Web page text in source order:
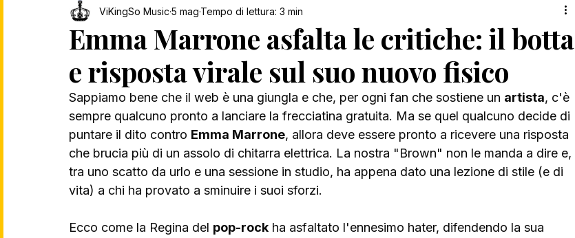
Interviste ViKingSo Music MENTAL BLOG MUSIC
Song Of The Week Charts Playlist
Emma Marrone asfalta le critiche: il botta
e risposta virale sul suo nuovo fisico
ViKingSo Music 5 mag Tempo di lettura: 3 min
Sappiamo bene che il web è una giungla e che, per ogni fan che sostiene un artista, c'è
sempre qualcuno pronto a lanciare la frecciatina gratuita. Ma se quel qualcuno decide di
puntare il dito contro Emma Marrone, allora deve essere pronto a ricevere una risposta
che brucia più di un assolo di chitarra elettrica. La nostra "Brown" non le manda a dire e,
tra uno scatto da urlo e una sessione in studio, ha appena dato una lezione di stile (e di
vita) a chi ha provato a sminuire i suoi sforzi.
Ecco come la Regina del pop-rock ha asfaltato l'ennesimo hater, difendendo la sua